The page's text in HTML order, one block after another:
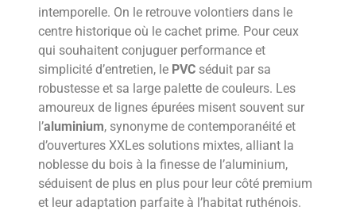
intemporelle. On le retrouve volontiers dans le
centre historique où le cachet prime. Pour ceux
qui souhaitent conjuguer performance et
simplicité d’entretien, le PVC séduit par sa
robustesse et sa large palette de couleurs. Les
amoureux de lignes épurées misent souvent sur
l’aluminium, synonyme de contemporanéité et
d’ouvertures XXLes solutions mixtes, alliant la
noblesse du bois à la finesse de l’aluminium,
séduisent de plus en plus pour leur côté premium
et leur adaptation parfaite à l’habitat ruthénois.